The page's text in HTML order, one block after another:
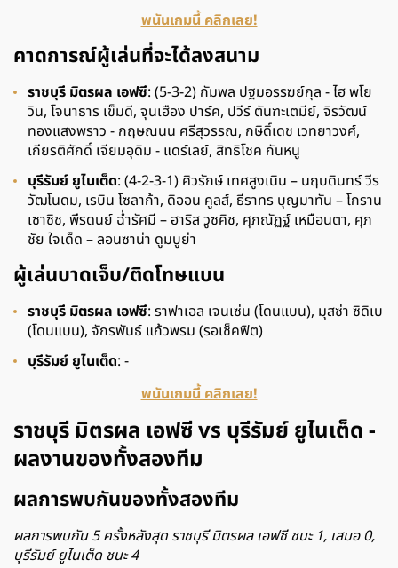
พนันเกมนี้ คลิกเลย!
คาดการณ์ผู้เล่นที่จะได้ลงสนาม
ราชบุรี มิตรผล เอฟซี: (5-3-2) กัมพล ปฐมอรรฆย์กุล - ไฮ พโย
วิน, โจนาธาร เข็มดี, จุนเฮือง ปาร์ค, ปวีร์ ตันฑะเตมีย์, จิรวัฒน์
ทองแสงพราว - กฤษณนน ศรีสุวรรณ, กษิดิ์เดช เวทยาวงศ์,
เกียรติศักดิ์ เจียมอุดิม - แดร์เลย์, สิทธิโชค กันหนู
บุรีรัมย์ ยูไนเต็ด: (4-2-3-1) ศิวรักษ์ เทศสูงเนิน – นฤบดินทร์ วีร
วัฒโนดม, เรบิน โซลาก้า, ดิออน คูลส์, ธีราทร บุญมาทัน – โกราน
เซาซิช, พีรดนย์ ฉ่ำรัศมี – ฮาริส วูซคิช, ศุภณัฏฐ์ เหมือนตา, ศุภ
ชัย ใจเด็ด – ลอนซาน่า ดูมบูย่า
ผู้เล่นบาดเจ็บ/ติดโทษแบน
ราชบุรี มิตรผล เอฟซี: ราฟาเอล เจนเซ่น (โดนแบน), มุสซ่า ซิดิเบ
(โดนแบน), จักรพันธ์ แก้วพรม (รอเช็คฟิต)
บุรีรัมย์ ยูไนเต็ด: -
พนันเกมนี้ คลิกเลย!
ราชบุรี มิตรผล เอฟซี vs บุรีรัมย์ ยูไนเต็ด -
ผลงานของทั้งสองทีม
ผลการพบกันของทั้งสองทีม
ผลการพบกัน 5 ครั้งหลังสุด ราชบุรี มิตรผล เอฟซี ชนะ 1, เสมอ 0,
บุรีรัมย์ ยูไนเต็ด ชนะ 4